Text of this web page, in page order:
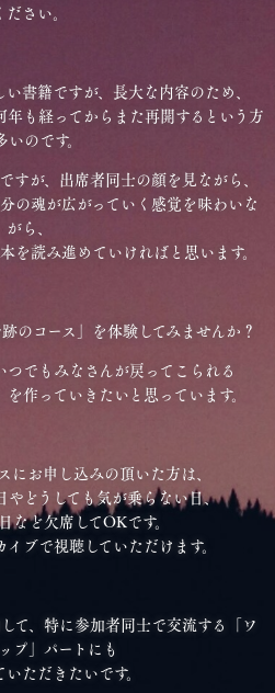
ださい。
い書籍ですが、長大な内容のため、
年も経ってからまた再開するという方
いのです。
すが、出席者同士の顔を見ながら、
の魂が広がっていく感覚を味わいな
がら、
を読み進めていければと思います。
のコース」を体験してみませんか？
でもみなさんが戻ってこられる
を作っていきたいと思っています。
にお申し込みの頂いた方は、
やどうしても気が乗らない日、
など欠席してOKです。
ブで視聴していただけます。
て、特に参加者同士で交流する「ワ
プ」パートにも
いただきたいです。